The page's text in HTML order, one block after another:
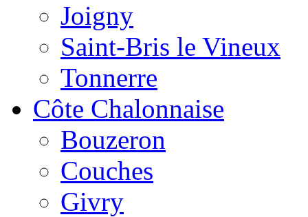
Joigny
Saint-Bris le Vineux
Tonnerre
Côte Chalonnaise
Bouzeron
Couches
Givry